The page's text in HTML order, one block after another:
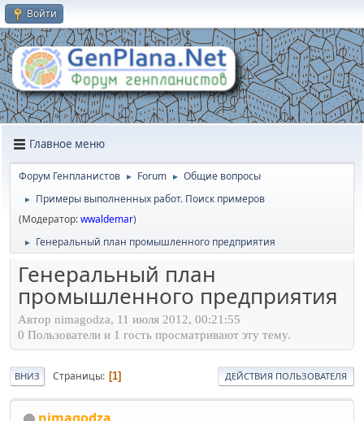
Войти
Главное меню
Форум Генпланистов ► Forum ► Общие вопросы
►
Примеры выполненных работ. Поиск примеров
(Модератор:wwaldemar)
► Генеральный план промышленного предприятия
Генеральный план
промышленного предприятия
Автор nimagodza, 11 июля 2012, 00:21:55
0 Пользователи и 1 гость просматривают эту тему.
ВНИЗ Страницы 1 ДЕЙСТВИЯ ПОЛЬЗОВАТЕЛЯ